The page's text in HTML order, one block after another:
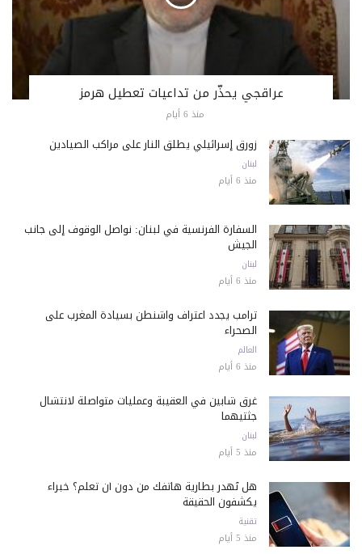
عراقجي يحذّر من تداعيات تعطيل هرمز
منذ 6 أيام
زورق إسرائيلي يطلق النار على مراكب الصيادين
لبنان
منذ 6 أيام
السفارة الفرنسية في لبنان: نواصل الوقوف إلى جانب
الجيش
لبنان
منذ 6 أيام
ترامب يجدد اعتراف واشنطن بسيادة المغرب على
الصحراء
العالم
منذ 6 أيام
غرق شابين في العقيبة وعمليات متواصلة لانتشال
جثتيهما
لبنان
منذ 5 أيام
هل تُهدر بطارية هاتفك من دون أن تعلم؟ خبراء
يكشفون الحقيقة
تقنية
منذ 5 أيام